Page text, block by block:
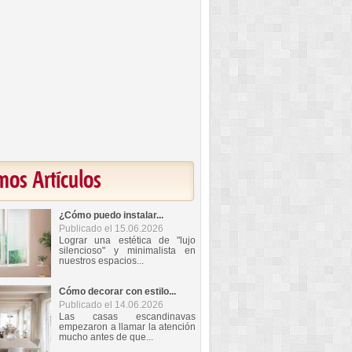
Artículos
¿Cómo puedo instalar...
Publicado el 15.06.2026
Lograr una estética de "lujo
silencioso" y minimalista en
nuestros espacios...
Cómo decorar con estilo...
Publicado el 14.06.2026
Las casas escandinavas
empezaron a llamar la atención
mucho antes de que...